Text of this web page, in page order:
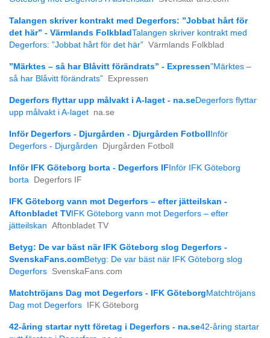
Talangen skriver kontrakt med Degerfors: ”Jobbat hårt för
det här” - Värmlands Folkblad Talangen skriver kontrakt med
Degerfors: ”Jobbat hårt för det här” Värmlands Folkblad
”Märktes – så har Blåvitt förändrats” - Expressen”Märktes –
så har Blåvitt förändrats”
Expressen
Degerfors flyttar upp målvakt i A-laget - na.seDegerfors flyttar
upp målvakt i A-laget na.se
Inför Degerfors - Djurgården - Djurgården Fotboll
Inför
Degerfors - Djurgården
Djurgården Fotboll
Inför IFK Göteborg borta - Degerfors IF Inför IFK Göteborg
borta
Degerfors IF
IFK Göteborg vann mot Degerfors – efter jätteilskan -
Aftonbladet TV IFK Göteborg vann mot Degerfors – efter
jätteilskan Aftonbladet TV
Betyg: De var bäst när IFK Göteborg slog Degerfors -
SvenskaFans.comBetyg: De var bäst när IFK Göteborg slog
Degerfors SvenskaFans.com
Matchtröjans Dag mot Degerfors - IFK Göteborg Matchtröjans
Dag mot Degerfors
IFK Göteborg
42-åring startar nytt företag i Degerfors - na.se42-åring startar